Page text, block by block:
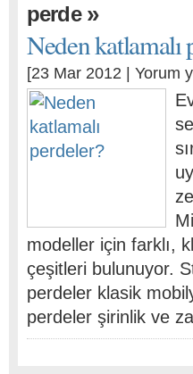
perde»
Neden katlamalı
[23 Mar 2012 | Yorum
modeller için farklı,
çeşitleri bulunuyor.
perdeler klasik
perdeler şirinlik ve